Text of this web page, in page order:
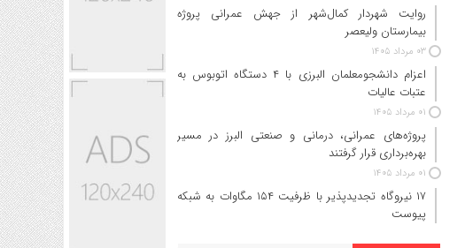
روایت شهردار کمال‌شهر از جهش عمرانی پروژه
بیمارستان ولیعصر
۰۳ مرداد ۱۴۰۵
اعزام دانشجو‌معلمان البرزی با ۴ دستگاه اتوبوس به
عتبات عالیات
۰۱ مرداد ۱۴۰۵
پروژه‌های عمرانی، درمانی و صنعتی البرز در مسیر
بهره‌برداری قرار گرفتند
۰۱ مرداد ۱۴۰۵
۱۷ نیروگاه تجدیدپذیر با ظرفیت ۱۵۴ مگاوات به شبکه
پیوست